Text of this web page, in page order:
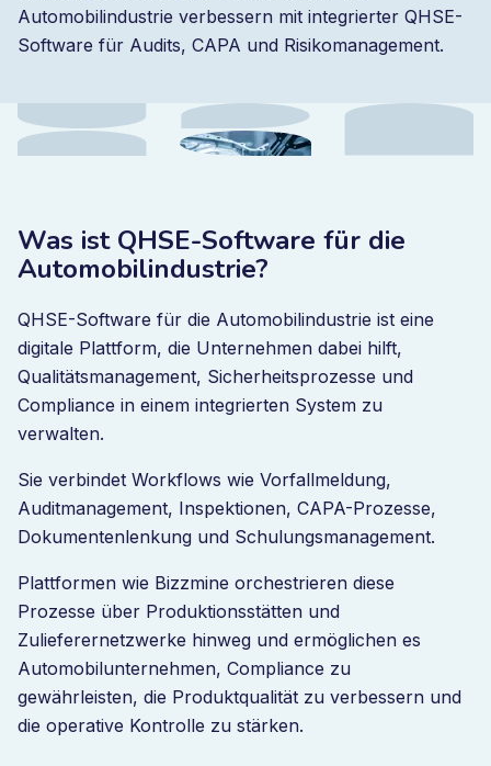
Automobilindustrie verbessern mit integrierter QHSE-
Software für Audits, CAPA und Risikomanagement.
Was ist QHSE-Software für die
Automobilindustrie?
QHSE-Software für die Automobilindustrie ist eine
digitale Plattform, die Unternehmen dabei hilft,
Qualitätsmanagement, Sicherheitsprozesse und
Compliance in einem integrierten System zu
verwalten.
Sie verbindet Workflows wie Vorfallmeldung,
Auditmanagement, Inspektionen, CAPA-Prozesse,
Dokumentenlenkung und Schulungsmanagement.
Plattformen wie Bizzmine orchestrieren diese
Prozesse über Produktionsstätten und
Zulieferernetzwerke hinweg und ermöglichen es
Automobilunternehmen, Compliance zu
gewährleisten, die Produktqualität zu verbessern und
die operative Kontrolle zu stärken.